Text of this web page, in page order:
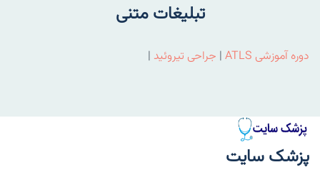
تبلیغات متنی
دوره آموزشی ATLS | جراحی تیروئید |
پزشک سایت